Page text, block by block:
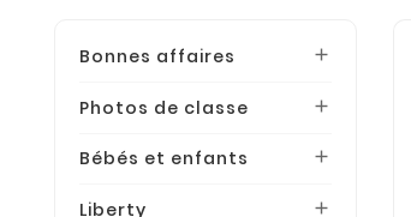
Bonnes affaires 
Photos de classe 
Bébés et enfants 
Liberty 